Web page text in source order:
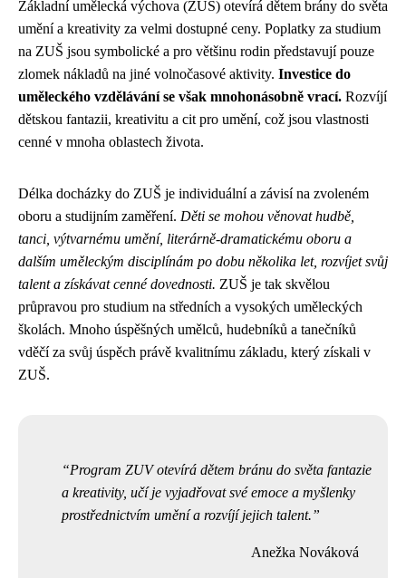
Základní umělecká výchova (ZUŠ) otevírá dětem brány do světa
umění a kreativity za velmi dostupné ceny. Poplatky za studium
na ZUŠ jsou symbolické a pro většinu rodin představují pouze
zlomek nákladů na jiné volnočasové aktivity. Investice do
uměleckého vzdělávání se však mnohonásobně vrací. Rozvíjí
dětskou fantazii, kreativitu a cit pro umění, což jsou vlastnosti
cenné v mnoha oblastech života.
Délka docházky do ZUŠ je individuální a závisí na zvoleném
oboru a studijním zaměření. Děti se mohou věnovat hudbě,
tanci, výtvarnému umění, literárně-dramatickému oboru a
dalším uměleckým disciplínám po dobu několika let, rozvíjet svůj
talent a získávat cenné dovednosti. ZUŠ je tak skvělou
průpravou pro studium na středních a vysokých uměleckých
školách. Mnoho úspěšných umělců, hudebníků a tanečníků
vděčí za svůj úspěch právě kvalitnímu základu, který získali v
ZUŠ.
Program ZUV otevírá dětem bránu do světa fantazie
a kreativity, učí je vyjadřovat své emoce a myšlenky
prostřednictvím umění a rozvíjí jejich talent.
Anežka Nováková